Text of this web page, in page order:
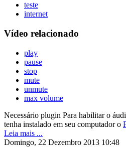
teste
internet
Vídeo relacionado
play
pause
stop
mute
unmute
max volume
Necessário plugin Para habilitar o
tenha instalado em seu computador o
Leia mais ...
Domingo, 22 Dezembro 2013 10:48